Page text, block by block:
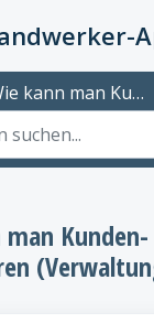
man Kunden- & Projekt Daten importieren (Ver...
man